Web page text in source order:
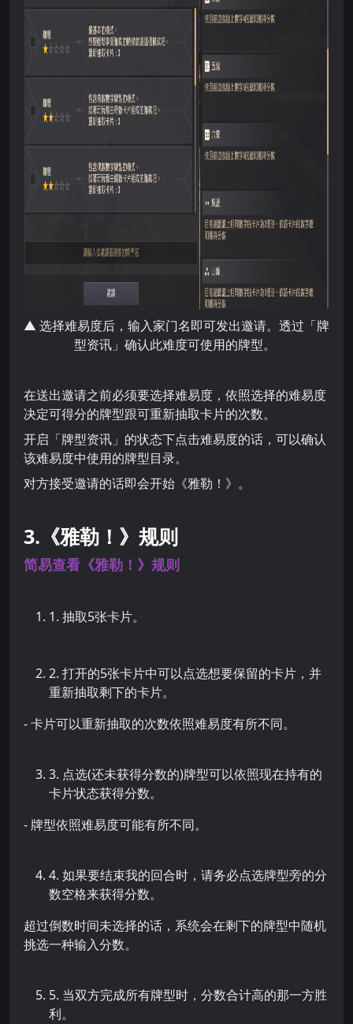
▲ 选择难易度后，输入家门名即可发出邀请。透过「牌
型资讯」确认此难度可使用的牌型。
在送出邀请之前必须要选择难易度，依照选择的难易度
决定可得分的牌型跟可重新抽取卡片的次数。
开启「牌型资讯」的状态下点击难易度的话，可以确认
该难易度中使用的牌型目录。
对方接受邀请的话即会开始《雅勒！》。
3.《雅勒！》规则
简易查看《雅勒！》规则
1. 抽取5张卡片。
2. 打开的5张卡片中可以点选想要保留的卡片，并
重新抽取剩下的卡片。
- 卡片可以重新抽取的次数依照难易度有所不同。
3. 点选(还未获得分数的)牌型可以依照现在持有的
卡片状态获得分数。
- 牌型依照难易度可能有所不同。
4. 如果要结束我的回合时，请务必点选牌型旁的分
数空格来获得分数。
超过倒数时间未选择的话，系统会在剩下的牌型中随机
挑选一种输入分数。
5. 当双方完成所有牌型时，分数合计高的那一方胜
利。